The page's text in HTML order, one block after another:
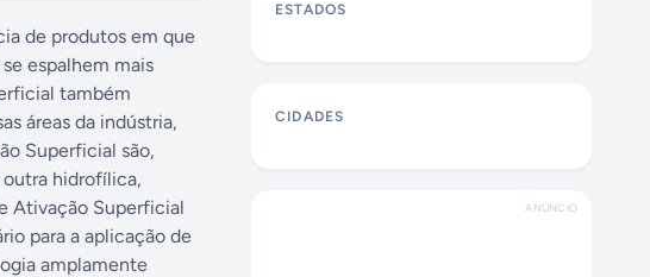
de produtos em que
espalhem mais
também
áreas da indústria,
Superficial são,
hidrofílica,
Ativação Superficial
para a aplicação de
amplamente
ESTADOS
CIDADES
ANÚNCIO